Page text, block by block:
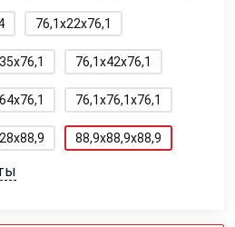
76,1x22x76,1
76,1x42x76,1
76,1x76,1x76,1
88,9x88,9x88,9